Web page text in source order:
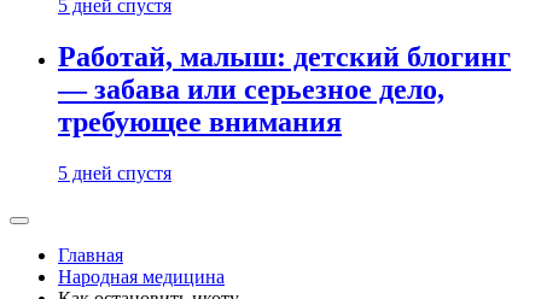
5 дней спустя
Работай, малыш: детский блогинг
— забава или серьезное дело,
требующее внимания
5 дней спустя
Главная
Народная медицина